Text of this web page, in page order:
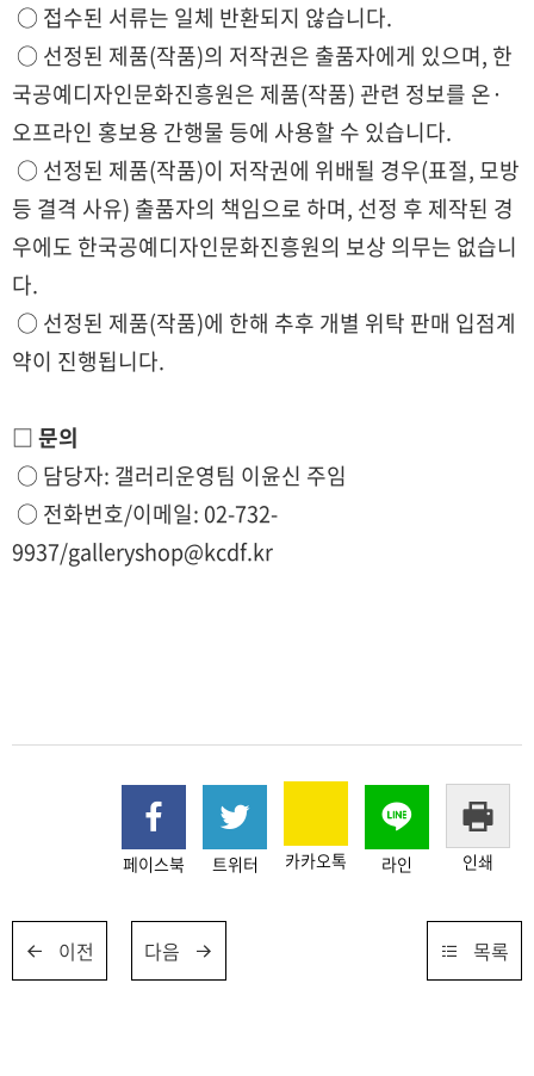
○ 접수된 서류는 일체 반환되지 않습니다.
○ 선정된 제품(작품)의 저작권은 출품자에게 있으며, 한
국공예디자인문화진흥원은 제품(작품) 관련 정보를 온·
오프라인 홍보용 간행물 등에 사용할 수 있습니다.
○ 선정된 제품(작품)이 저작권에 위배될 경우(표절, 모방
등 결격 사유) 출품자의 책임으로 하며, 선정 후 제작된 경
우에도 한국공예디자인문화진흥원의 보상 의무는 없습니
다.
○ 선정된 제품(작품)에 한해 추후 개별 위탁 판매 입점계
약이 진행됩니다.
□ 문의
○ 담당자: 갤러리운영팀 이윤신 주임
○ 전화번호/이메일: 02-732-
9937/galleryshop@kcdf.kr
페이스북 트위터 카카오톡 라인 인쇄
이전 다음 목록